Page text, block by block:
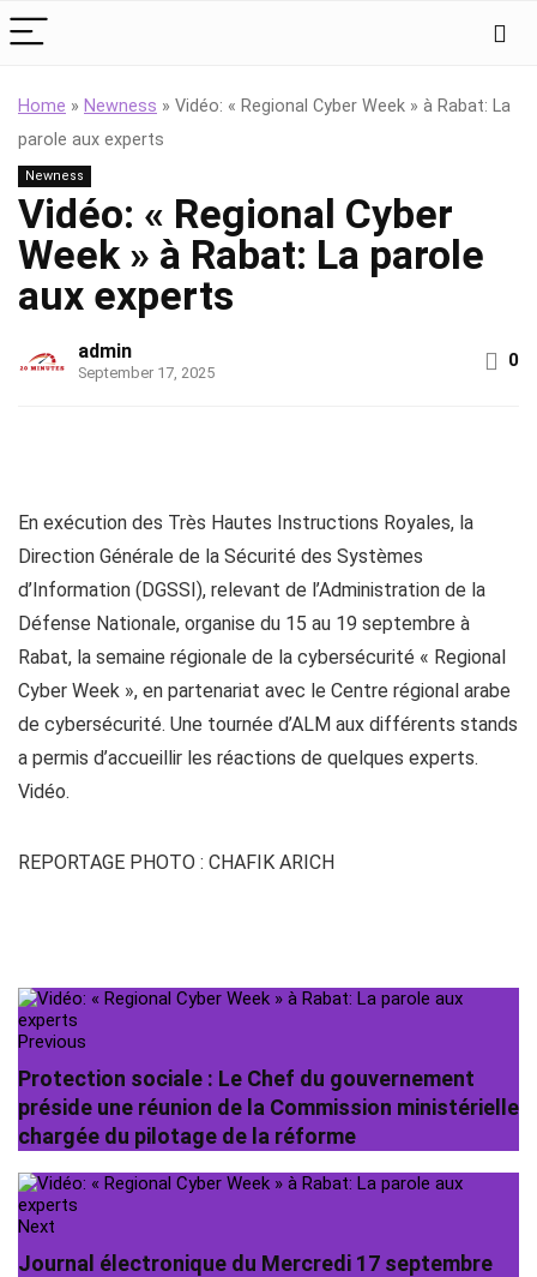
Home » Newness » Vidéo: « Regional Cyber Week » à Rabat: La
parole aux experts
Newness
Vidéo: « Regional Cyber
Week » à Rabat: La parole
aux experts
admin
September 17, 2025
0
En exécution des Très Hautes Instructions Royales, la
Direction Générale de la Sécurité des Systèmes
d’Information (DGSSI), relevant de l’Administration de la
Défense Nationale, organise du 15 au 19 septembre à
Rabat, la semaine régionale de la cybersécurité « Regional
Cyber Week », en partenariat avec le Centre régional arabe
de cybersécurité. Une tournée d’ALM aux différents stands
a permis d’accueillir les réactions de quelques experts.
Vidéo.
REPORTAGE PHOTO : CHAFIK ARICH
Previous
Protection sociale : Le Chef du gouvernement
préside une réunion de la Commission ministérielle
chargée du pilotage de la réforme
Next
Journal électronique du Mercredi 17 septembre